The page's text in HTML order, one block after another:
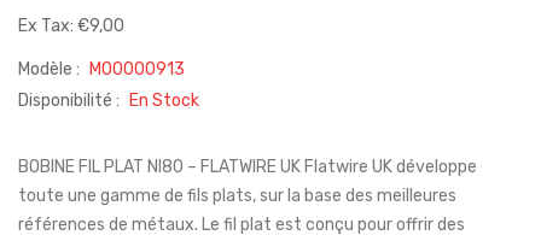
Ex Tax: €9,00
Modèle :
M00000913
Disponibilité :
En Stock
BOBINE FIL PLAT NI80 – FLATWIRE UK Flatwire UK développe
toute une gamme de fils plats, sur la base des meilleures
références de métaux. Le fil plat est conçu pour offrir des